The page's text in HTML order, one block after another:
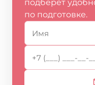
подберёт
по подготовке.